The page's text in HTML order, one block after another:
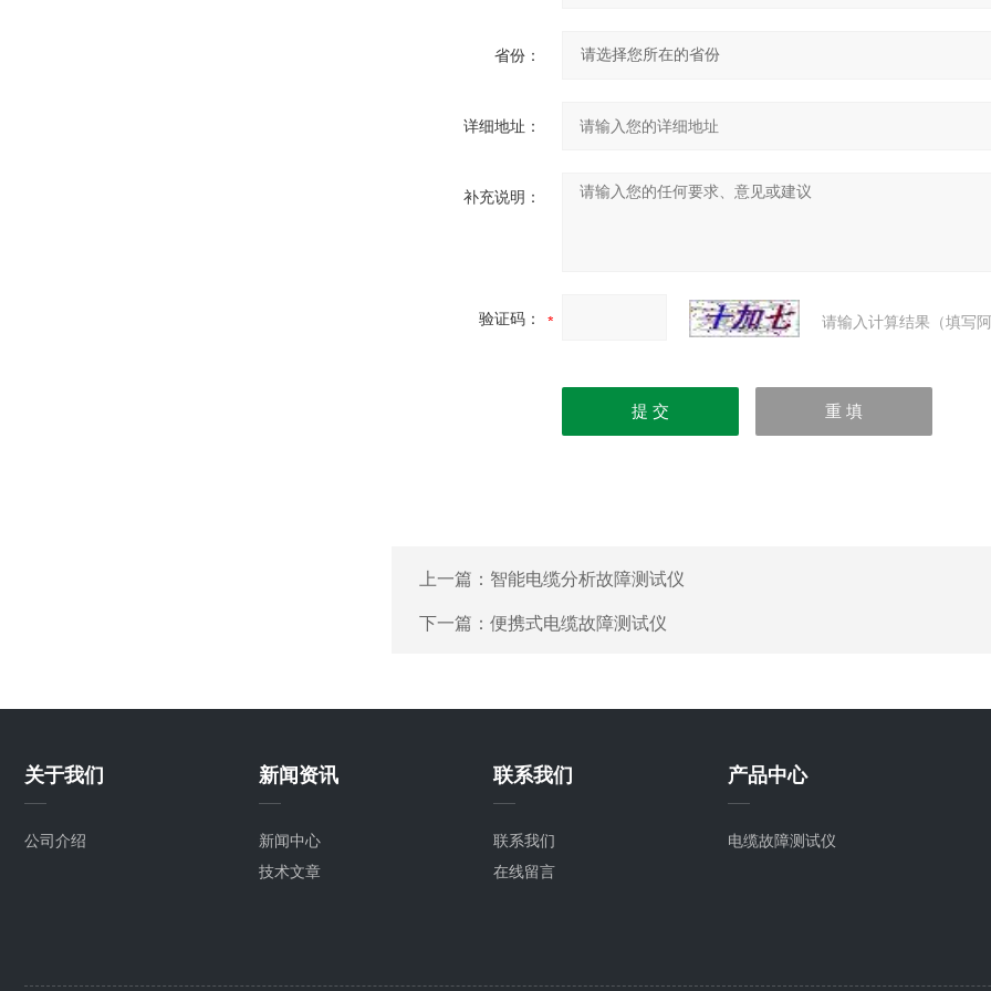
省份：
详细地址：
补充说明：
验证码： 请输入计算结果（填写
上一篇： 智能电缆分析故障测试仪
下一篇： 便携式电缆故障测试仪
关于我们
公司介绍
新闻资讯
新闻中心
技术文章
联系我们
联系我们
在线留言
产品中心
电缆故障测试仪